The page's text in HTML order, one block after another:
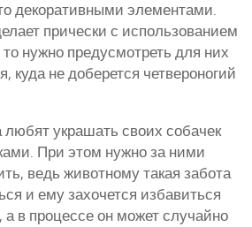
декоративными элементами.
прически с использованием
то нужно предусмотреть для них
куда не доберется четвероногий
любят украшать своих собачек
При этом нужно за ними
ведь животному такая забота
и ему захочется избавиться
а в процессе он может случайно